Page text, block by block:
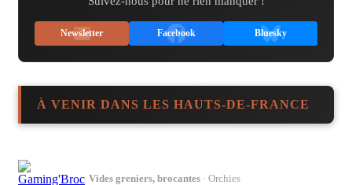
Newsletter Facebook Bluesky
À VENIR DANS LES HAUTS-DE-FRANCE
Vides greniers, brocantes · Orchies